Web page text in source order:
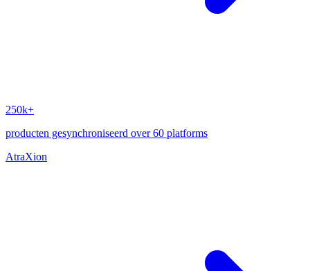
250k+
producten gesynchroniseerd over 60 platforms
AtraXion